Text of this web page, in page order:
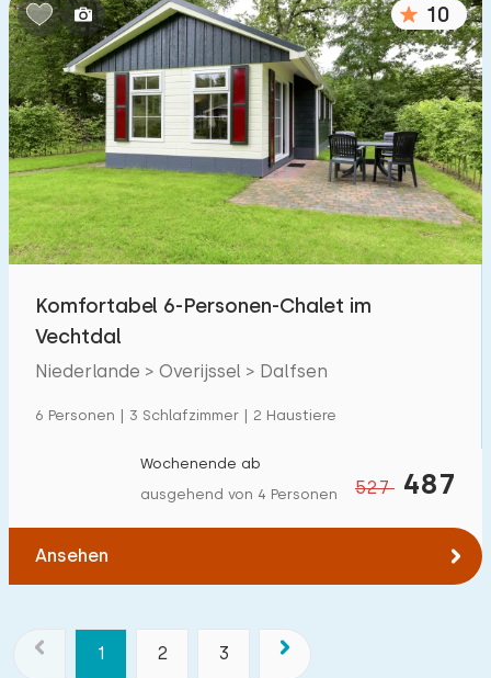
10
Komfortabel 6-Personen-Chalet im
Vechtdal
Niederlande > Overijssel > Dalfsen
6 Personen | 3 Schlafzimmer | 2 Haustiere
527 487
Wochenende ab
ausgehend von 4 Personen
Ansehen
1 2 3